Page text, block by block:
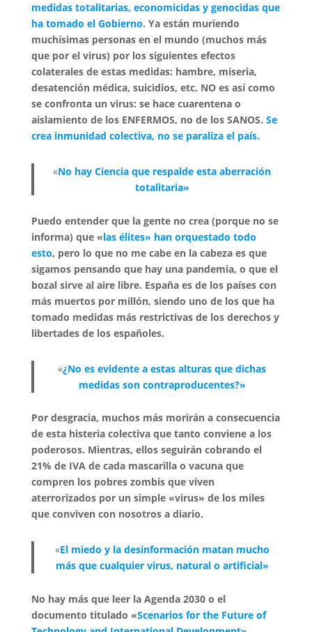
medidas totalitarias, economicidas y genocidas que
ha tomado el Gobierno. Ya están muriendo
muchísimas personas en el mundo (muchos más
que por el virus) por los siguientes efectos
colaterales de estas medidas: hambre, miseria,
desatención médica, suicidios, etc. NO es así como
se confronta un virus: se hace cuarentena o
aislamiento de los ENFERMOS, no de los SANOS. Se
crea inmunidad colectiva, no se paraliza el país.
«No hay Ciencia que respalde esta aberración
totalitaria»
Puedo entender que la gente no crea (porque no se
informa) que «las élites» han orquestado todo
esto, pero lo que no me cabe en la cabeza es que
sigamos pensando que hay una pandemia, o que el
bozal sirve al aire libre. España es de los países con
más muertos por millón, siendo uno de los que ha
tomado medidas más restrictivas de los derechos y
libertades de los españoles.
«¿No es evidente a estas alturas que dichas
medidas son contraproducentes?»
Por desgracia, muchos más morirán a consecuencia
de esta histeria colectiva que tanto conviene a los
poderosos. Mientras, ellos seguirán cobrando el
21% de IVA de cada mascarilla o vacuna que
compren los pobres zombis que viven
aterrorizados por un simple «virus» de los miles
que conviven con nosotros a diario.
«El miedo y la desinformación matan mucho
más que cualquier virus, natural o artificial»
No hay más que leer la Agenda 2030 o el
documento titulado «Scenarios for the Future of